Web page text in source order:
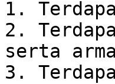
1.
2.
serta
3.